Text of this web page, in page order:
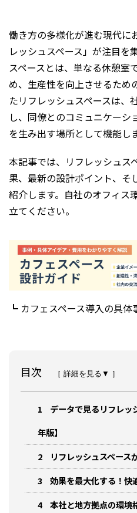
働き方の多様化が進む現代に
レッシュスペース」が注目を
スペースとは、単なる休憩室
め、生産性を向上させるため
たリフレッシュスペースは、
し、同僚とのコミュニケーシ
を生み出す場所として機能し
本記事では、リフレッシュス
果、最新の設計ポイント、そ
紹介します。自社のオフィス
立てください。
┗ カフェスペース導入の具体
目次 ［ 詳細を見る▼ ］
1
データで見るリフレッ
年版】
2
リフレッシュスペース
3
効果を最大化する！快
4
本社と地方拠点の環境